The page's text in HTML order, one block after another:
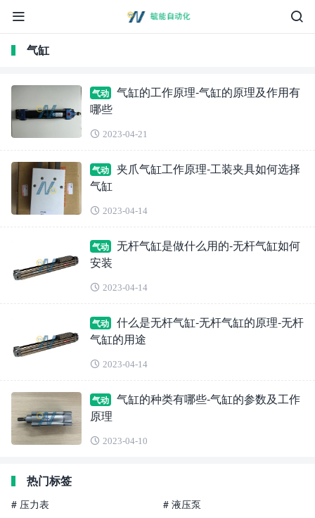
气缸
气动
气缸的工作原理-气缸的原理及作用有
哪些
2023-04-21
气动
夹爪气缸工作原理-工装夹具如何选择
气缸
2023-04-14
气动
无杆气缸是做什么用的-无杆气缸如何
安装
2023-04-14
气动
什么是无杆气缸-无杆气缸的原理-无杆
气缸的用途
2023-04-14
气动
气缸的种类有哪些-气缸的参数及工作
原理
2023-04-10
热门标签
# 压力表
# 液压泵